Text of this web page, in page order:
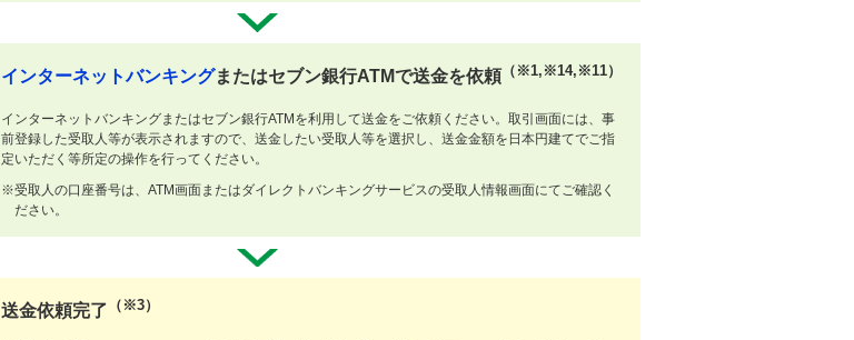
インターネットバンキングまたはセブン銀行ATMで送金を依頼 （※1,※14,※11）
インターネットバンキングまたはセブン銀行ATMを利用して送金をご依頼ください。取引画面には、事
前登録した受取人等が表示されますので、送金したい受取人等を選択し、送金金額を日本円建てでご指
定いただく等所定の操作を行ってください。
※受取人の口座番号は、ATM画面またはダイレクトバンキングサービスの受取人情報画面にてご確認く
ださい。
送金依頼完了 （※3）